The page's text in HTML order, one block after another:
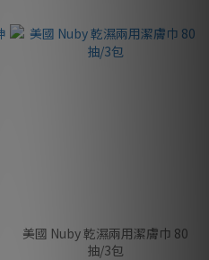
美國 Nuby 乾濕兩用潔膚巾 80
抽/3包